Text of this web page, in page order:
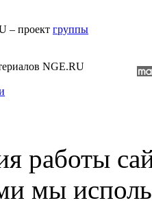
– проект группы
NGE.RU
работы
мы